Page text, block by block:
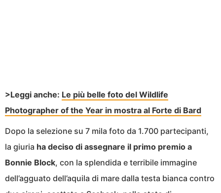
>Leggi anche: Le più belle foto del Wildlife
Photographer of the Year in mostra al Forte di Bard
Dopo la selezione su 7 mila foto da 1.700 partecipanti,
la giuria ha deciso di assegnare il primo premio a
Bonnie Block, con la splendida e terribile immagine
dell’agguato dell’aquila di mare dalla testa bianca contro